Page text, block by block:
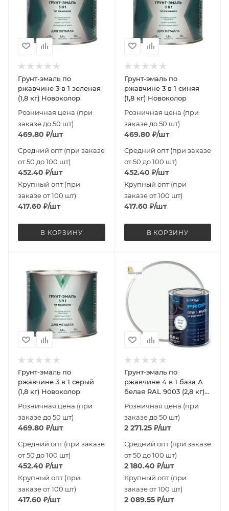
Грунт-эмаль по
ржавчине 3 в 1 зеленая
(1,8 кг) Новоколор
Розничная цена (при
заказе до 50 шт)
469.80 ₽/шт
Средний опт (при заказе
от 50 до 100 шт)
452.40 ₽/шт
Крупный опт (при
заказе от 100 шт)
417.60 ₽/шт
В КОРЗИНУ
Грунт-эмаль по
ржавчине 3 в 1 синяя
(1,8 кг) Новоколор
Розничная цена (при
заказе до 50 шт)
469.80 ₽/шт
Средний опт (при заказе
от 50 до 100 шт)
452.40 ₽/шт
Крупный опт (при
заказе от 100 шт)
417.60 ₽/шт
В КОРЗИНУ
Грунт-эмаль по
ржавчине 3 в 1 серый
(1,8 кг) Новоколор
Розничная цена (при
заказе до 50 шт)
469.80 ₽/шт
Средний опт (при заказе
от 50 до 100 шт)
452.40 ₽/шт
Крупный опт (при
заказе от 100 шт)
417.60 ₽/шт
Грунт-эмаль по
ржавчине 4 в 1 база А
белая RAL 9003 (2,8 кг)
Розничная цена (при
заказе до 50 шт)
2 271.25₽/шт
Средний опт (при заказе
от 50 до 100 шт)
2 180.40 ₽/шт
Крупный опт (при
заказе от 100 шт)
2 089.55₽/шт